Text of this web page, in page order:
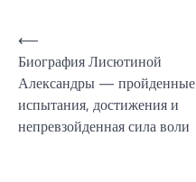
Навигация
по
записям
⟵
Биография Лисютиной
Александры — пройденные
испытания, достижения и
непревзойденная сила воли